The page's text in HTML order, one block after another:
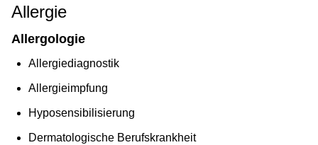
Allergie
Allergologie
Allergiediagnostik
Allergieimpfung
Hyposensibilisierung
Dermatologische Berufskrankheit